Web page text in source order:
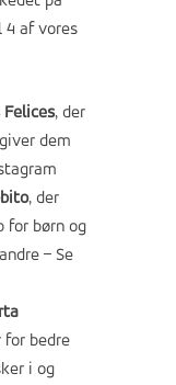
4 af vores
Felices, der
dem
, der
for børn og
– Se
for bedre
i og